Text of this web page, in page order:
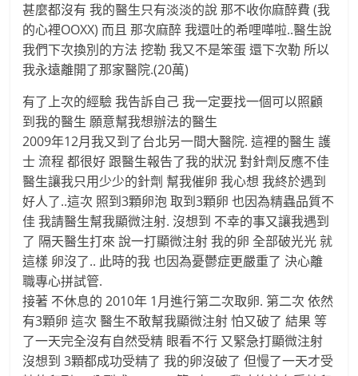
甚麼都沒有 我的醫生只有淡淡的說 那不收你麻醉費 (我
的心裡OOXX) 而且 那次麻醉 我還吐的希哩嘩啦..醫生說
我們下次換別的方法 挖勒 我又不是笨蛋 還下次勒 所以
我永遠離開了那家醫院.(20萬)
有了上次的經驗 我告訴自己 我一定要找一個可以照顧
到我的醫生 願意幫我想辦法的醫生
2009年12月我又到了台北另一間大醫院. 這裡的醫生 護
士 流程 都很好 跟醫生報告了我的狀況 對針劑反應不佳
醫生讓我只用少少的針劑 幫我催卵 我心想 我終於遇到
好人了..這次 照到3顆卵泡 取到3顆卵 也因為精蟲品質不
佳 我請醫生幫我顯微注射. 沒想到 不幸的事又讓我遇到
了 隔天醫生打來 說一打顯微注射 我的卵 全部破光光 就
這樣 卵沒了.. 此時的我 也因為憂鬱症更嚴重了 決心離
職專心拼試管.
接著 不休息的 2010年 1月進行第二次取卵. 第二次 依然
有3顆卵 這次 醫生不敢幫我顯微注射 怕又破了 結果 等
了一天完全沒有自然受精 眼看不行 又緊急打顯微注射
沒想到 3顆都成功受精了 我的卵沒破了 但慢了一天才受